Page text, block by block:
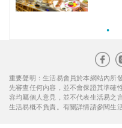
重要聲明：生活易會員於本網站內所
先審查任何內容，並不會保證其準確
容均屬個人意見，並不代表生活易之
生活易概不負責。有關詳情請參閱生